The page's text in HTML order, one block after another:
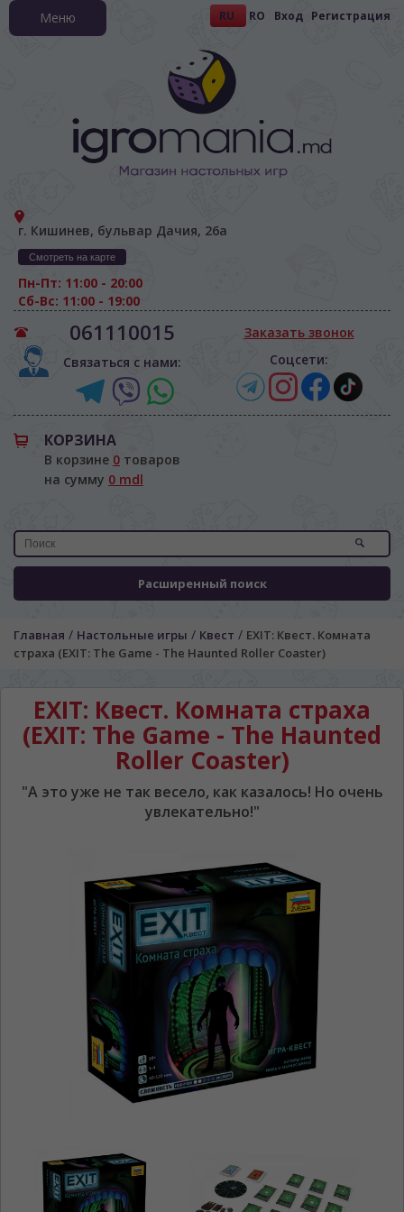
RU RO Вход Регистрация
г. Кишинев, бульвар Дачия, 26а
Смотреть на карте
Пн-Пт: 11:00 - 20:00
Сб-Вс: 11:00 - 19:00
061110015
Связаться с нами:
Заказать звонок
Соцсети:
КОРЗИНА
В корзине 0 товаров
на сумму 0 mdl
Расширенный поиск
Меню
Главная / Настольные игры / Квест / EXIT: Квест. Комната
страха (EXIT: The Game - The Haunted Roller Coaster)
EXIT: Квест. Комната страха
(EXIT: The Game - The Haunted
Roller Coaster)
"А это уже не так весело, как казалось! Но очень
увлекательно!"